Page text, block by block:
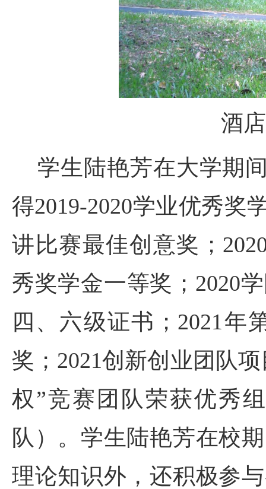
酒
学生陆艳芳在大学期
得2019-2020学业优秀奖
讲比赛最佳创意奖；
秀奖学金一等奖；2020
四、六级证书；2021年
奖；2021创新创业团队
权”竞赛团队荣获优秀
队）。学生陆艳芳在校
理论知识外，还积极参